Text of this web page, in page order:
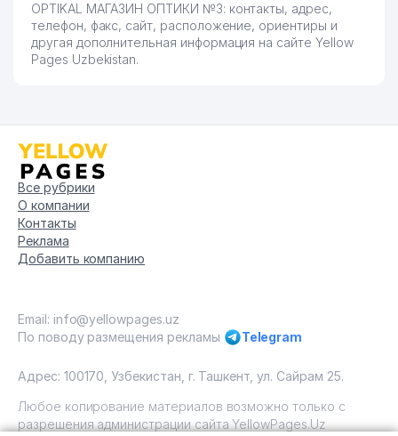
OPTIKAL МАГАЗИН ОПТИКИ №3: контакты, адрес,
телефон, факс, сайт, расположение, ориентиры и
другая дополнительная информация на сайте Yellow
Pages Uzbekistan.
Все рубрики
О компании
Контакты
Реклама
Добавить компанию
Email: info@yellowpages.uz
По поводу размещения рекламы
Telegram
Адрес: 100170, Узбекистан, г. Ташкент, ул. Сайрам 25.
Любое копирование материалов возможно только с
разрешения администрации сайта YellowPages.Uz